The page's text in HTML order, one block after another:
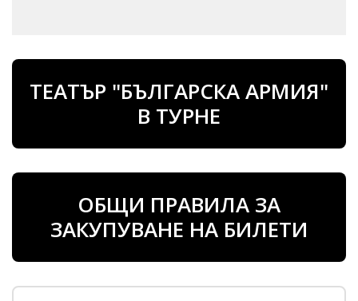
ТЕАТЪР "БЪЛГАРСКА АРМИЯ"
В ТУРНЕ
ОБЩИ ПРАВИЛА ЗА
ЗАКУПУВАНЕ НА БИЛЕТИ